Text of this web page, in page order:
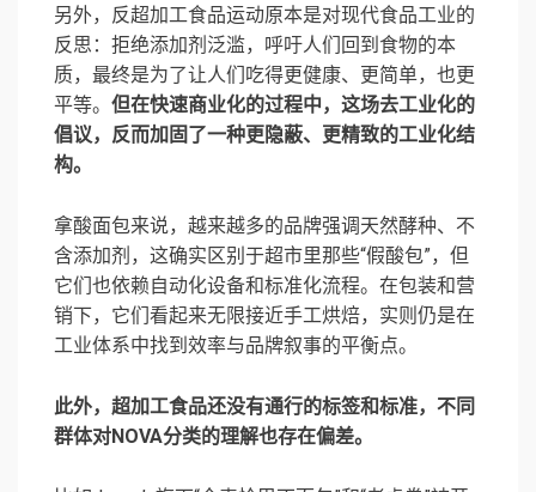
另外，反超加工食品运动原本是对现代食品工业的
反思：拒绝添加剂泛滥，呼吁人们回到食物的本
质，最终是为了让人们吃得更健康、更简单，也更
平等。 但在快速商业化的过程中，这场去工业化的
倡议，反而加固了一种更隐蔽、更精致的工业化结
构。
拿酸面包来说，越来越多的品牌强调天然酵种、不
含添加剂，这确实区别于超市里那些“假酸包”，但
它们也依赖自动化设备和标准化流程。在包装和营
销下，它们看起来无限接近手工烘焙，实则仍是在
工业体系中找到效率与品牌叙事的平衡点。
此外，超加工食品还没有通行的标签和标准，不同
群体对NOVA分类的理解也存在偏差。